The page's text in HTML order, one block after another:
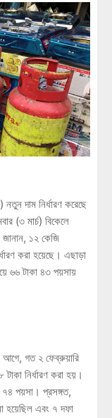
দাম নির্ধারণ করেছে
(৩ মার্চ) বিকেলে
জানান, ১২ কেজি
করা হয়েছে। এছাড়া
৬৬ টাকা ৪৩ পয়সায়
আগে, গত ২ ফেব্রুয়ারি
টাকা নির্ধারণ করা হয়।
৭৪ পয়সা। প্রসঙ্গত,
হয়েছিল এবং ৭ দফা